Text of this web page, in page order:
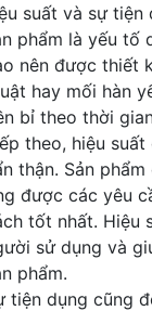
suất và sự tiện
phẩm là yếu tố
nên được thiết
hay mối hàn
bỉ theo thời
theo, hiệu
thận. Sản
được các yêu
tốt nhất. Hiệu
sử dụng và
phẩm.
tiện dụng cũng